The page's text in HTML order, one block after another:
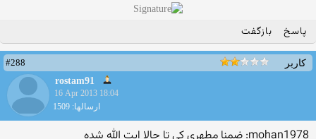
پاسخ بازگفت
کاربر
#288
rostam91
16 Apr 2013 18:04
ارسالها: 1509